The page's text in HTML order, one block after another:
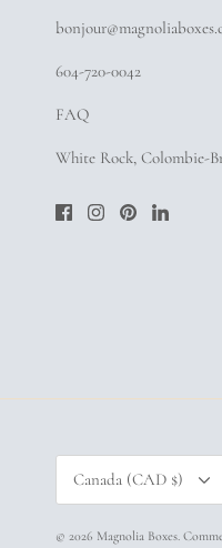
604-720-0042
FAQ
White Rock, Colombie-
Canada (CAD $)
© 2026 Magnolia Boxes